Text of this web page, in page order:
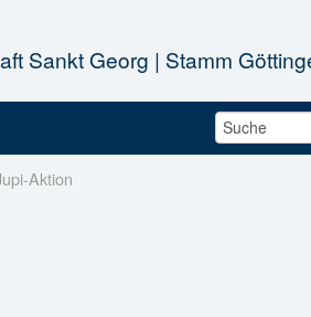
Sankt Georg | Stamm
Aktion